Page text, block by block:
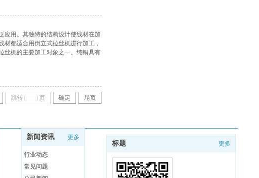
用。其独特的结构设计使线材在加
都适合用倒立式拉丝机进行加工，
机的主要加工对象之一。纯铜具有
够通过多道次的拉拔
跳转 页 确定 尾页
标题 更多
新闻资讯 更多
行业动态
常见问题